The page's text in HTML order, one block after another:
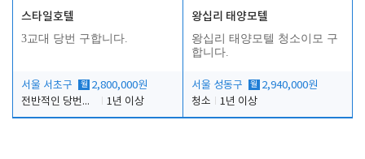
스타일호텔
3교대 당번 구합니다.
서울 서초구 월 2,800,000원
전반적인 당번업무
1년 이상
왕십리 태양모텔
왕십리 태양모텔 청소이모 구
합니다.
서울 성동구 월 2,940,000원
청소
1년 이상